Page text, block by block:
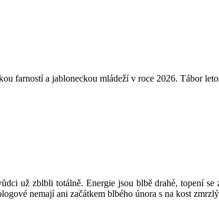
farností a jabloneckou mládeží v roce 2026. Tábor
už zblbli totálně. Energie jsou blbě drahé, topení se
nemají ani začátkem blbého února s na kost